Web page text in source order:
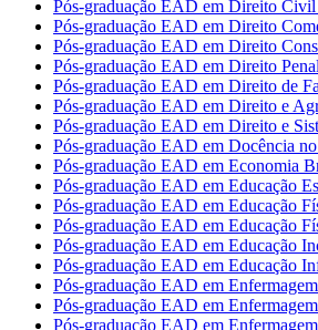
Pós-graduação EAD em Direito
Pós-graduação EAD em Direito
Pós-graduação EAD em Direito
Pós-graduação EAD em Direito Penal
Pós-graduação EAD em Direito de
Pós-graduação EAD em Direito e
Pós-graduação EAD em Direito e
Pós-graduação EAD em Docência
Pós-graduação EAD em Economia
Pós-graduação EAD em Educação
Pós-graduação EAD em Educação
Pós-graduação EAD em Educação
Pós-graduação EAD em Educação
Pós-graduação EAD em Educação
Pós-graduação EAD em
Pós-graduação EAD em
Pós-graduação EAD em